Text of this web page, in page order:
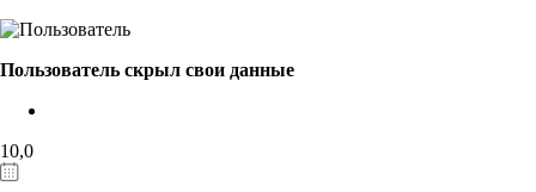
Пользователь скрыл свои данные
10,0